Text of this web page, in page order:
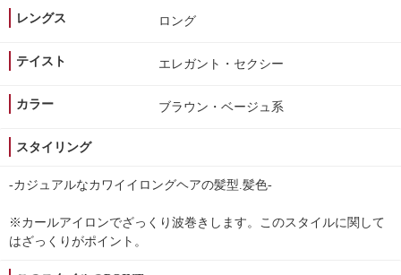
レングス ロング
テイスト エレガント・セクシー
カラー ブラウン・ベージュ系
スタイリング
-カジュアルなカワイイロングヘアの髪型.髪色-
※カールアイロンでざっくり波巻きします。このスタイルに関して
はざっくりがポイント。